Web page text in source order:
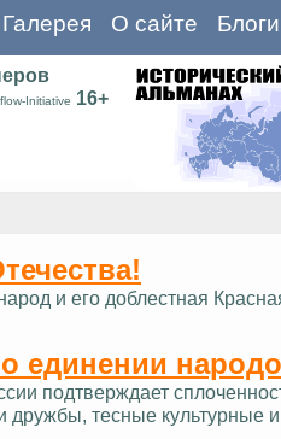
Галерея О сайте Блоги
Initiative 16+
и его доблестная
единении
подтверждает
дружбы, тесные культурные